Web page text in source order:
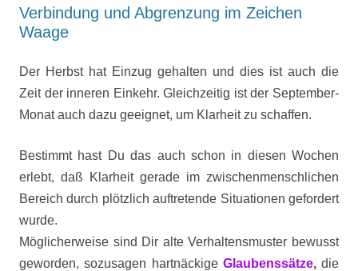
Verbindung und Abgrenzung im Zeichen
Waage
Der Herbst hat Einzug gehalten und dies ist auch die
Zeit der inneren Einkehr. Gleichzeitig ist der September-
Monat auch dazu geeignet, um Klarheit zu schaffen.
Bestimmt hast Du das auch schon in diesen Wochen
erlebt, daß Klarheit gerade im zwischenmenschlichen
Bereich durch plötzlich auftretende Situationen gefordert
wurde.
Möglicherweise sind Dir alte Verhaltensmuster bewusst
geworden, sozusagen hartnäckige Glaubenssätze, die